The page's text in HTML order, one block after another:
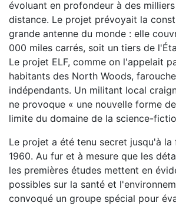
évoluant en profondeur à des
distance. Le projet prévoyait la
grande antenne du monde : elle
000 miles carrés, soit un tiers de
Le projet ELF, comme on l'appelait
habitants des North Woods,
indépendants. Un militant local
ne provoque « une nouvelle forme
limite du domaine de la science-
Le projet a été tenu secret jusqu'à la
1960. Au fur et à mesure que les
les premières études mettent en
possibles sur la santé et
convoqué un groupe spécial pour